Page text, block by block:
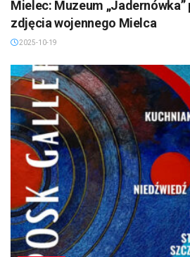
Mielec: Muzeum
zdjęcia wojennego Mielca
2025-10-19